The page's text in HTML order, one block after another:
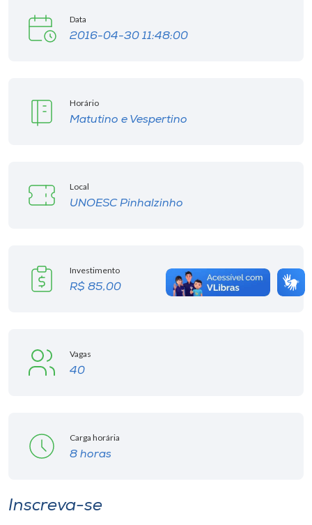
Data
2016-04-30 11:48:00
Horário
Matutino e Vespertino
Local
UNOESC Pinhalzinho
Investimento
R$ 85,00
Vagas
40
Carga horária
8 horas
Inscreva-se